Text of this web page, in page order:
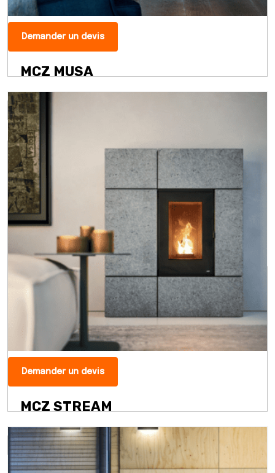
Demander un devis
MCZ MUSA
Demander un devis
MCZ STREAM